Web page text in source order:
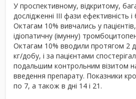
У проспективному, відкритому,
дослідженні III фази ефективність
Октагам 10% вивчались у
ідіопатичну (імунну)
Октагам 10% вводили протягом 2
кг/добу, і за пацієнтами
подальшим контрольним візитом
введення препарату. Показники
по 7, а також в дні 14 і 21.